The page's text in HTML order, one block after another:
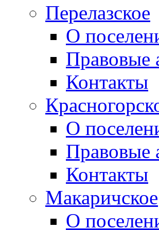
Перелазское
О
Правовые
Контакты
О
Правовые
Контакты
Макаричское
О